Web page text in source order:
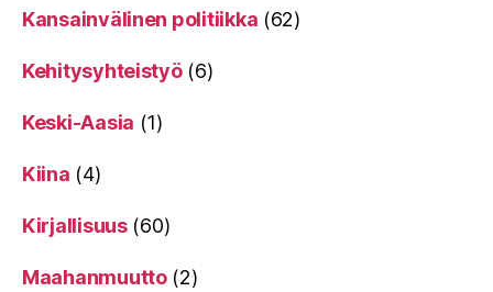
Kansainvälinen politiikka (62)
Kehitysyhteistyö(6)
Keski-Aasia (1)
Kiina (4)
Kirjallisuus(60)
Maahanmuutto(2)